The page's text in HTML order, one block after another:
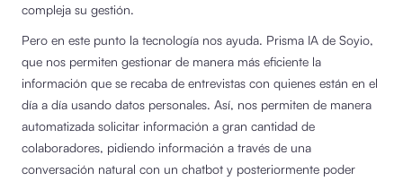
compleja su gestión.
Pero en este punto la tecnología nos ayuda. Prisma IA de Soyio,
que nos permiten gestionar de manera más eficiente la
información que se recaba de entrevistas con quienes están en el
día a día usando datos personales. Así, nos permiten de manera
automatizada solicitar información a gran cantidad de
colaboradores, pidiendo información a través de una
conversación natural con un chatbot y posteriormente poder